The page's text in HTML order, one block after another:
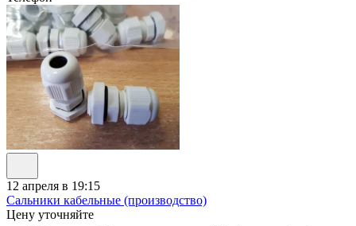
12 апреля в 19:15
Сальники кабельные (производство)
Цену уточняйте